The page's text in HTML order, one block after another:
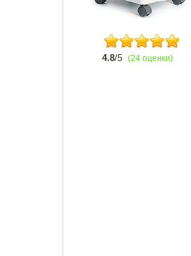
4.8/5 (24 оценки)